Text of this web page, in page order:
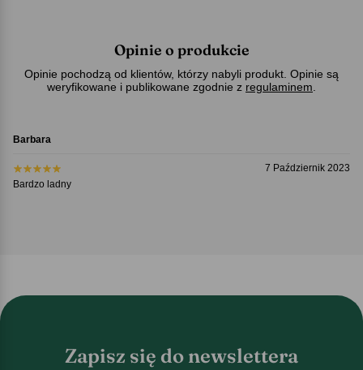
Opinie o produkcie
Opinie pochodzą od klientów, którzy nabyli produkt. Opinie są
weryfikowane i publikowane zgodnie z regulaminem
Barbara
7 Październik 2023
Bardzo ladny
Zapisz się do newslettera